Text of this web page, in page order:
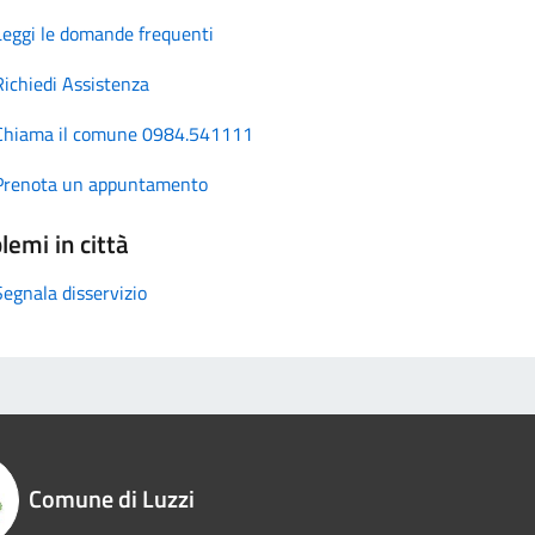
le domande frequenti
Assistenza
il comune 0984.541111
un appuntamento
in città
disservizio
Comune di Luzzi